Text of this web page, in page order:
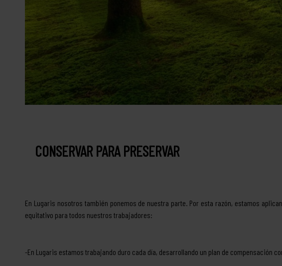
CONSERVAR PARA PRESERVAR
En Lugaris nosotros también ponemos de nuestra parte. Por esta razón, estamos
equitativo para todos nuestros trabajadores:
-En Lugaris estamos trabajando duro cada día, desarrollando un plan de compensación